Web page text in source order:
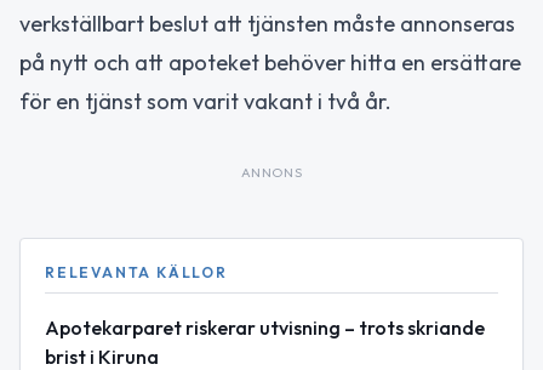
verkställbart beslut att tjänsten måste annonseras
på nytt och att apoteket behöver hitta en ersättare
för en tjänst som varit vakant i två år.
ANNONS
RELEVANTA KÄLLOR
Apotekarparet riskerar utvisning – trots skriande
brist i Kiruna